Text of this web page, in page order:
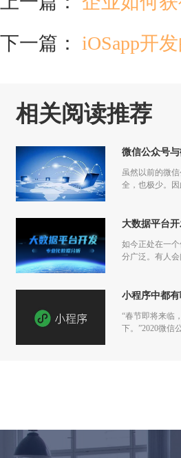
下一篇： iOSapp开
相关阅读推荐
微信公众号
虽然以前的微
全，也极少。因
大数据平台
如今正处在一
分广泛。有人
小程序中都
“春节即将来临
下。”2020微信